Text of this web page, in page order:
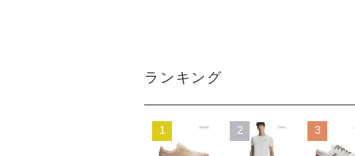
ランキング
1 2 3